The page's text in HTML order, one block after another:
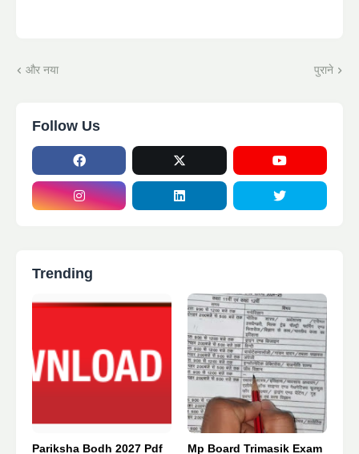
और नया पुराने
Follow Us
Trending
Pariksha Bodh 2027 Pdf Mp Board Trimasik Exam